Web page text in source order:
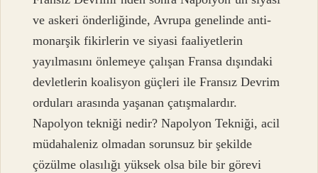
ve askeri önderliğinde, Avrupa genelinde anti-
monarşik fikirlerin ve siyasi faaliyetlerin
yayılmasını önlemeye çalışan Fransa dışındaki
devletlerin koalisyon güçleri ile Fransız Devrim
orduları arasında yaşanan çatışmalardır.
Napolyon tekniği nedir? Napolyon Tekniği, acil
müdahaleniz olmadan sorunsuz bir şekilde
çözülme olasılığı yüksek olsa bile bir görevi